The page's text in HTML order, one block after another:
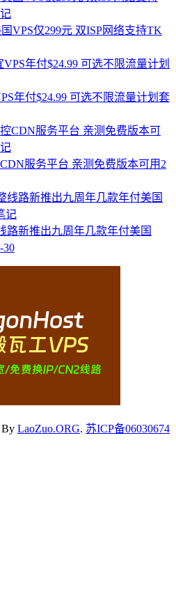
VPS仅299元 双ISP网络支持TK
年付$24.99 可选不限流量计划套
服务平台 亲测免费版本可用2
路新推出九周年几款年付美国
30
LaoZuo.ORG. 苏ICP备06030674